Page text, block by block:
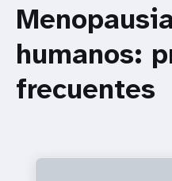
humanos:
frecuentes